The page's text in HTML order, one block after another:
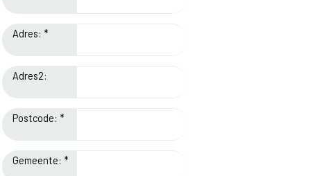
Adres: *
Adres2:
Postcode: *
Gemeente: *